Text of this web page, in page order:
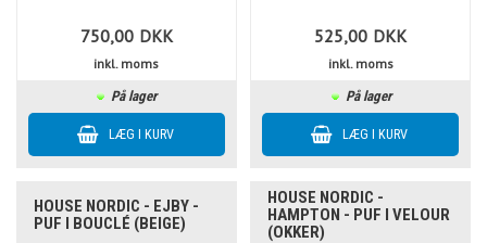
750,00 DKK
inkl. moms
På lager
525,00 DKK
inkl. moms
På lager
HOUSE NORDIC - EJBY -
PUF I BOUCLÉ (BEIGE)
HOUSE NORDIC -
HAMPTON - PUF I VELOUR
(OKKER)